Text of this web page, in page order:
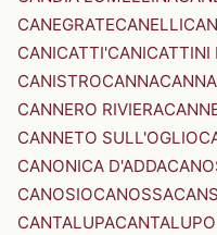
CANEGRATECANELLI
CANICATTI'CANICATTINI
CANISTROCANNA
CANNERO RIVIERA
CANNETO SULL'OGLIO
CANONICA D'ADDA
CANOSIOCANOSSA
CANTALUPA